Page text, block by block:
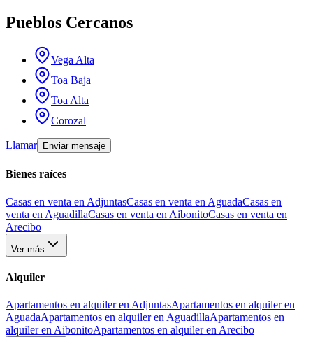
Pueblos Cercanos
Vega Alta
Toa Baja
Toa Alta
Corozal
Llamar Enviar mensaje
Bienes raíces
Casas en venta en AdjuntasCasas en venta en AguadaCasas en
venta en AguadillaCasas en venta en AibonitoCasas en venta en
Arecibo
Ver más
Alquiler
Apartamentos en alquiler en AdjuntasApartamentos en alquiler en
AguadaApartamentos en alquiler en AguadillaApartamentos en
alquiler en AibonitoApartamentos en alquiler en Arecibo